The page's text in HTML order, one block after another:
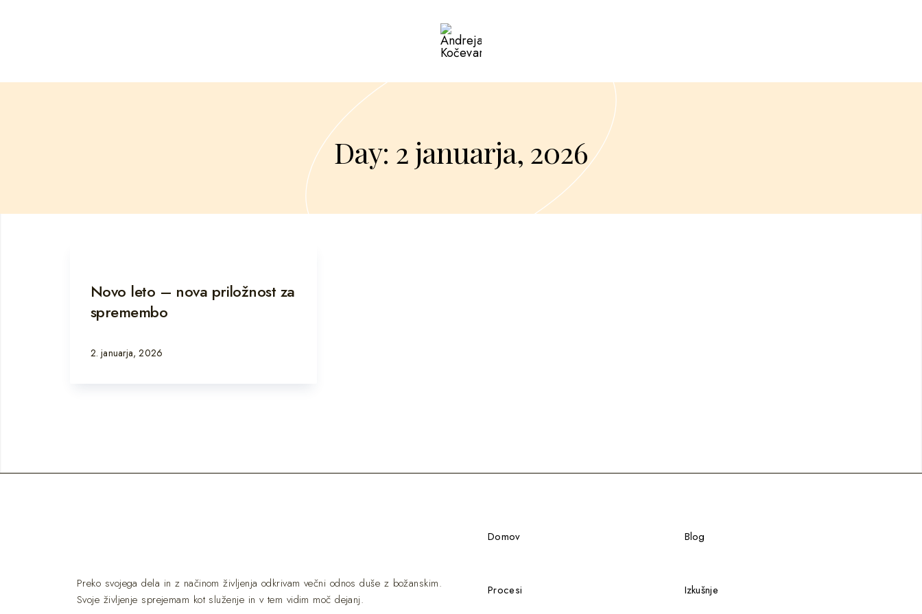
Day: 2 januarja, 2026
Novo leto – nova priložnost za
spremembo
2. januarja, 2026
Preko svojega dela in z načinom življenja odkrivam večni odnos duše z božanskim.
Svoje življenje sprejemam kot služenje in v tem vidim moč dejanj.
Domov
Procesi
Blog
Izkušnje